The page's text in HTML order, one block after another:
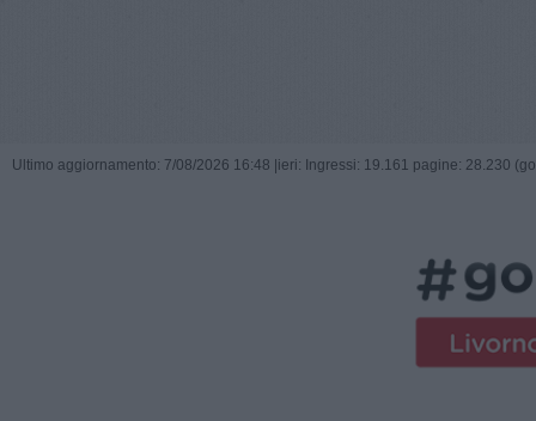
Ultimo aggiornamento: 7/08/2026 16:48 | ieri: Ingressi: 19.161 pagine: 28.230